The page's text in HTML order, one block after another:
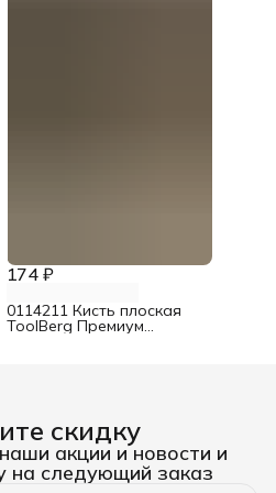
174 ₽
0114211 Кисть плоская
ToolBerg Премиум
скидку
акции и новости и
на следующий заказ